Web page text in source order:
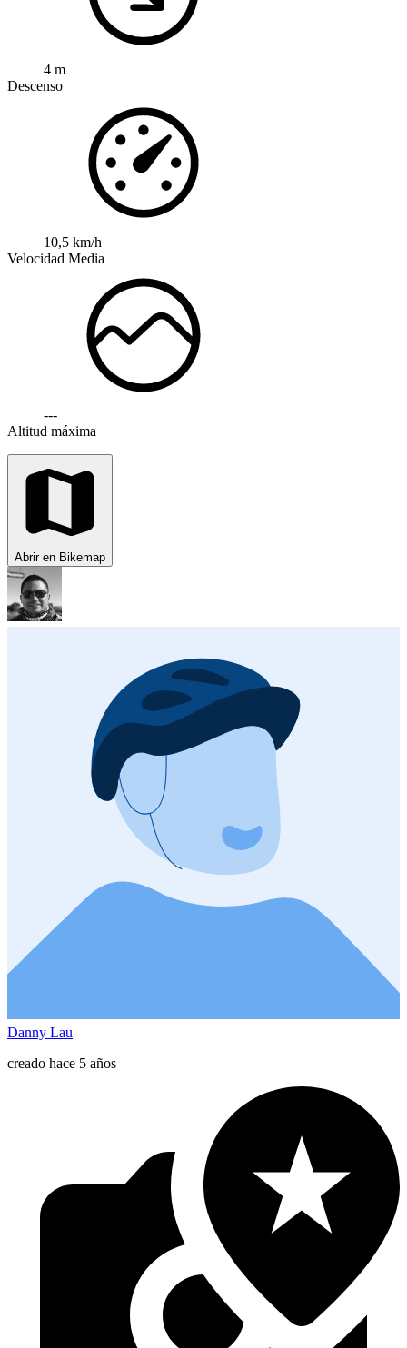
4 m
Descenso
10,5 km/h
Velocidad Media
---
Altitud máxima
Abrir en Bikemap
Danny Lau
creado hace 5 años